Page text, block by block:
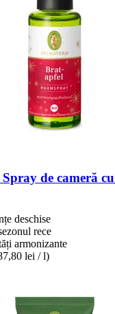
Spray de cameră
deschise
rece
armonizante
lei / l)